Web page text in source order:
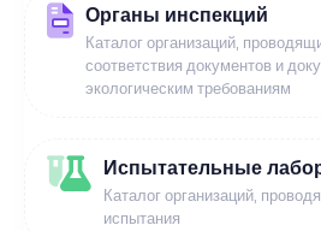
Органы инспекций
Каталог организаций,
соответствия документов и
экологическим требованиям
Испытательные
Каталог организаций,
испытания